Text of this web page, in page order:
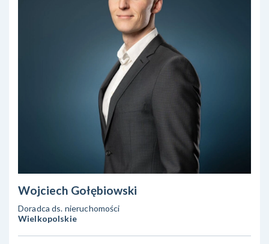
Wojciech Gołębiowski
Doradca ds. nieruchomości
Wielkopolskie